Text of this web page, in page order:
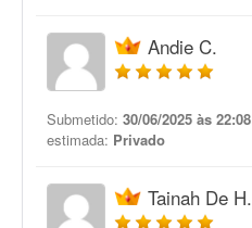
Andie C.
Submetido: 30/06/2025 às 22:08
estimada: Privado
Tainah De H.